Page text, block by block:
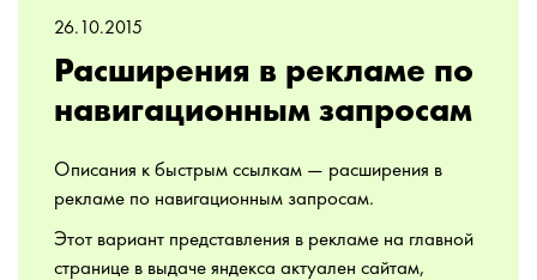
26.10.2015
Расширения в рекламе по
навигационным запросам
Описания к быстрым ссылкам — расширения в
рекламе по навигационным запросам.
Этот вариант представления в рекламе на главной
странице в выдаче яндекса актуален сайтам,